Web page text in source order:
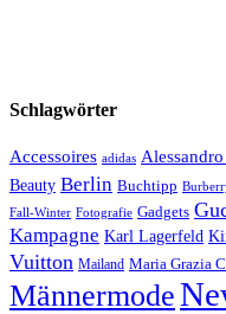
Schlagwörter
Accessoires adidas
Beauty Berlin Buchtipp
Fall-Winter Fotografie Gadgets
Kampagne Karl Lagerfeld
Vuitton Mailand Maria Grazia
Männermode